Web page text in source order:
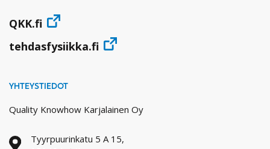
QKK.fi
tehdasfysiikka.fi
YHTEYSTIEDOT
Quality Knowhow Karjalainen Oy
Tyyrpuurinkatu 5 A 15,